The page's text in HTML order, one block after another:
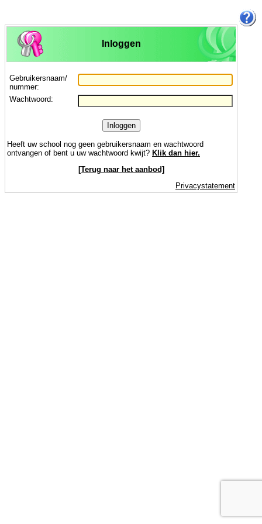
Inloggen
Gebruikersnaam/
nummer:
Wachtwoord:
Inloggen
Heeft uw school nog geen gebruikersnaam en wachtwoord
ontvangen of bent u uw wachtwoord kwijt? Klik dan hier.
[Terug naar het aanbod]
Privacystatement